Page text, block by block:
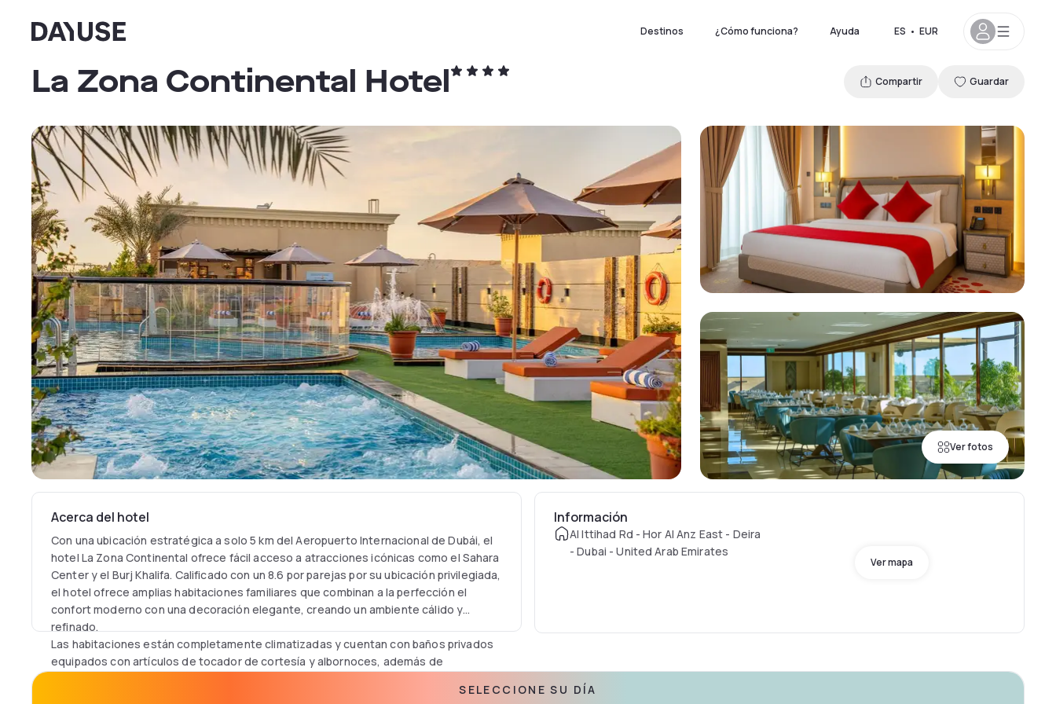
Dayuse Destinos ¿Cómo funciona? Ayuda ES • EUR
Ver fotos
La Zona Continental Hotel Compartir Guardar
Acerca del hotel
Con una ubicación estratégica a solo 5 km del Aeropuerto Internacional de Dubái, el
hotel La Zona Continental ofrece fácil acceso a atracciones icónicas como el Sahara
Center y el Burj Khalifa. Calificado con un 8.6 por parejas por su ubicación privilegiada,
el hotel ofrece amplias habitaciones familiares que combinan a la perfección el
confort moderno con una decoración elegante, creando un ambiente cálido y
refinado.
Las habitaciones están completamente climatizadas y cuentan con baños privados
equipados con artículos de tocador de cortesía y albornoces, además de
Conveniencias adicionales incluyen una mesa de comedor y una tetera eléctrica,
Información
Al Ittihad Rd - Hor Al Anz East - Deira
- Dubai - United Arab Emirates
Ver mapa
SELECCIONE SU DÍA